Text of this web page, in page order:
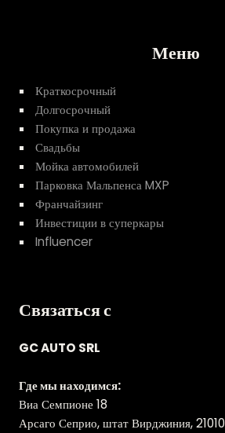
Меню
Краткосрочный
Долгосрочный
Покупка и продажа
Свадьбы
Мойка автомобилей
Парковка Мальпенса MXP
Франчайзинг
Инвестиции в суперкары
Influencer
Связаться с
GC AUTO SRL
Где мы находимся:
Виа Семпионе 18
Арсаго Сеприо, штат Вирджиния, 21010